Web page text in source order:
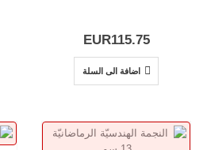
EUR115.75
اضافة الى السلة